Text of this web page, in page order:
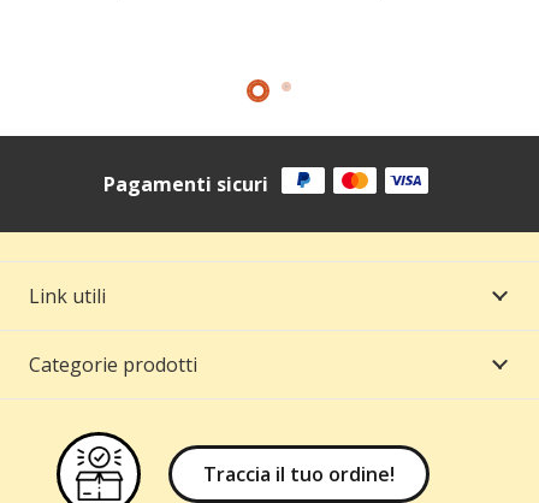
Pagamenti sicuri
Link utili
Categorie prodotti
Traccia il tuo ordine!